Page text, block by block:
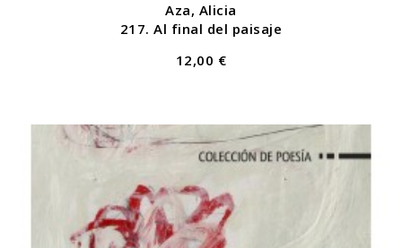
Aza, Alicia
217. Al final del paisaje
12,00 €